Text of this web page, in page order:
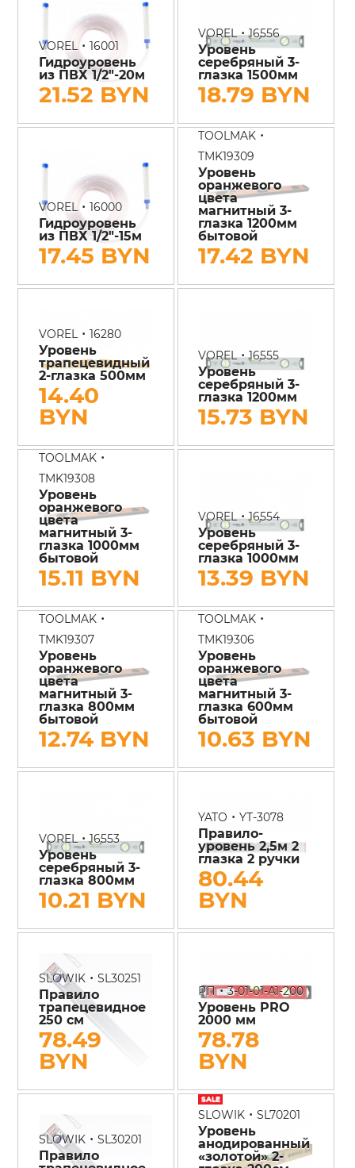
VOREL• 16001
Гидроуровень
из ПВХ 1/2"-20м
21.52 BYN
VOREL•16556
Уровень
серебряный 3-
глазка 1500мм
18.79 BYN
VOREL• 16000
Гидроуровень
из ПВХ 1/2"-15м
17.45 BYN
TOOLMAK •
TMK19309
Уровень
оранжевого
цвета
магнитный 3-
глазка 1200мм
бытовой
17.42 BYN
VOREL • 16280
Уровень
трапецевидный
2-глазка 500мм
14.40
BYN
VOREL•16555
Уровень
серебряный 3-
глазка 1200мм
15.73 BYN
TOOLMAK•
TMK19308
Уровень
оранжевого
цвета
магнитный 3-
глазка 1000мм
бытовой
15.11 BYN
VOREL•16554
Уровень
серебряный 3-
глазка 1000мм
13.39 BYN
TOOLMAK•
TMK19307
Уровень
оранжевого
цвета
магнитный 3-
глазка 800мм
бытовой
12.74 BYN
TOOLMAK •
TMK19306
Уровень
оранжевого
цвета
магнитный 3-
глазка 600мм
бытовой
10.63 BYN
VOREL•16553
Уровень
серебряный 3-
глазка 800мм
10.21 BYN
YATO •YT-3078
Правило-
уровень 2,5м 2
глазка 2 ручки
80.44
BYN
SLOWIK• SL30251
Правило
трапецевидное
250 см
78.49
BYN
РП•3-01-01-A1-200
Уровень PRO
2000 мм
78.78
BYN
SLOWIK• SL30201
Правило
SLOWIK •SL70201
Уровень
анодированный
«золотой» 2-